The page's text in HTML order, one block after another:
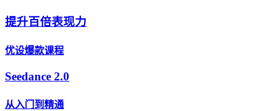
提升百倍表现力
优设爆款课程
Seedance 2.0
从入门到精通